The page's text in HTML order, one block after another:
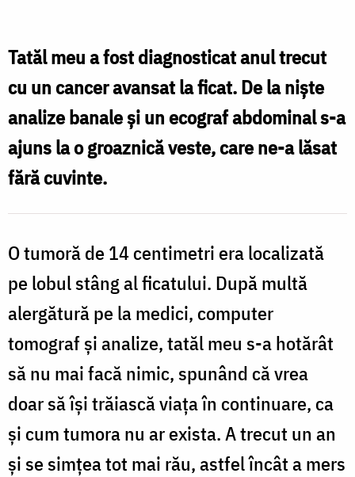
vindecat”
–
o
minune
contemporană
Maicii
Domnului
„Pantanassa”
/
Foto:
Oana
Nechifor
Tatăl meu a fost diagnosticat anul trecut
cu un cancer avansat la ficat. De la niște
analize banale și un ecograf abdominal s-a
ajuns la o groaznică veste, care ne-a lăsat
fără cuvinte.
O tumoră de 14 centimetri era localizată
pe lobul stâng al ficatului. După multă
alergătură pe la medici, computer
tomograf și analize, tatăl meu s-a hotărât
să nu mai facă nimic, spunând că vrea
doar să își trăiască viața în continuare, ca
și cum tumora nu ar exista. A trecut un an
și se simțea tot mai rău, astfel încât a mers